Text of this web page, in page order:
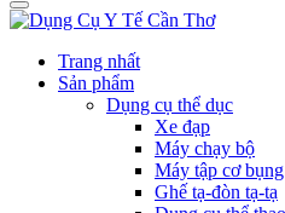
Trang nhất
Sản phẩm
Dụng cụ thể dục
Xe đạp
Máy chạy bộ
Máy tập cơ bụng
Ghế tạ-đòn tạ-tạ